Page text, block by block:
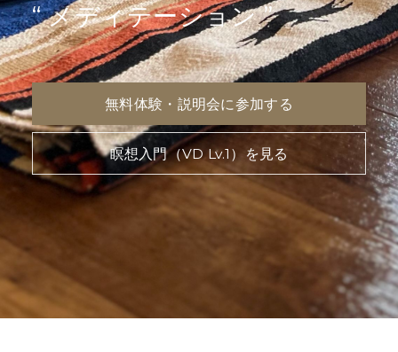
“ メディテーション ”
無料体験・説明会に参加する
瞑想入門（VD Lv.1）を見る